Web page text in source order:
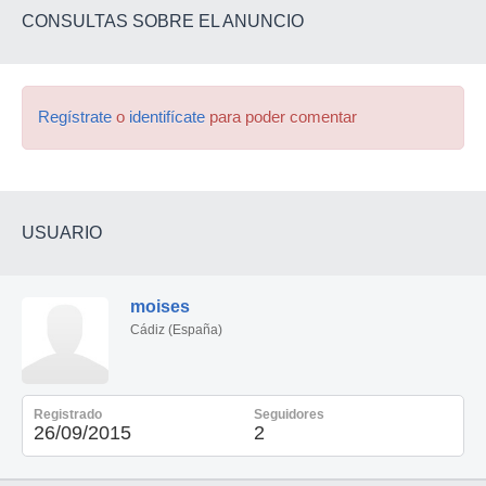
CONSULTAS SOBRE EL ANUNCIO
Regístrate o identifícate para poder comentar
USUARIO
moises
Cádiz (España)
Registrado
26/09/2015
Seguidores
2